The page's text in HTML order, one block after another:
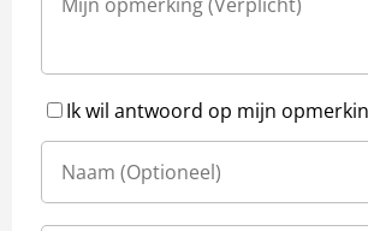
Ik wil antwoord op mijn